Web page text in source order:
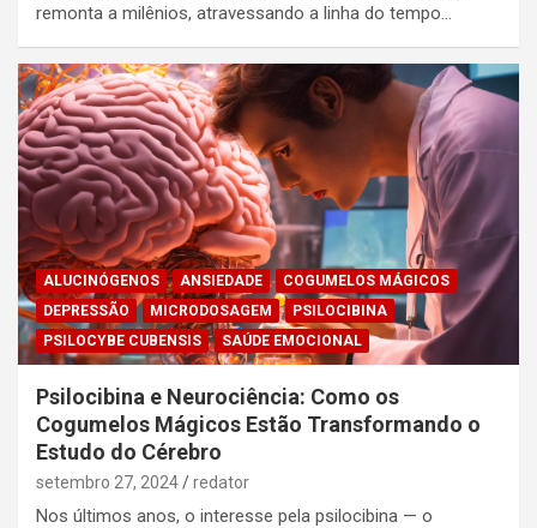
remonta a milênios, atravessando a linha do tempo…
ALUCINÓGENOS ANSIEDADE
COGUMELOS MÁGICOS
DEPRESSÃO
MICRODOSAGEM
PSILOCIBINA
PSILOCYBE CUBENSIS
SAÚDE EMOCIONAL
Psilocibina e Neurociência: Como os
Cogumelos Mágicos Estão Transformando o
Estudo do Cérebro
setembro 27, 2024 redator
Nos últimos anos, o interesse pela psilocibina — o